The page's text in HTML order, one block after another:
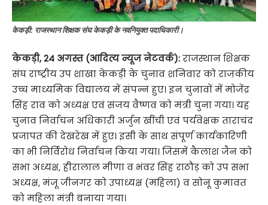
केकड़ी: राजस्थान शिक्षक संघ केकड़ी के नवनियुक्त पदाधिकारी।
केकड़ी, 24 अगस्त (आदित्य न्यूज नेटवर्क):राजस्थान शिक्षक
संघ राष्ट्रीय उप शाखा केकड़ी के चुनाव शनिवार को राजकीय
उच्च माध्यमिक विद्यालय में संपन्न हुए। इन चुनावों में मोजेंद्र
सिंह राव को अध्यक्ष एवं संजय वैष्णव को मंत्री चुना गया। यह
चुनाव निर्वाचन अधिकारी अर्जुन खींची एवं पर्यवेक्षक ताराचंद
प्रजापत की देखरेख में हुए। इसी के साथ संपूर्ण कार्यकारिणी
का भी निर्विरोध निर्वाचन किया गया। जिसमें कैलाश जैन को
सभा अध्यक्ष, हीरालाल मीणा व भंवर सिंह राठौड़ को उप सभा
अध्यक्ष, मंजू जीनगर को उपाध्यक्ष (महिला) व सोनू कुमावत
को महिला मंत्री बनाया गया।